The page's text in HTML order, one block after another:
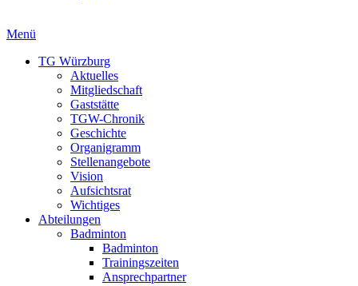
Menü
TG Würzburg
Aktuelles
Mitgliedschaft
Gaststätte
TGW-Chronik
Geschichte
Organigramm
Stellenangebote
Vision
Aufsichtsrat
Wichtiges
Abteilungen
Badminton
Badminton
Trainingszeiten
Ansprechpartner